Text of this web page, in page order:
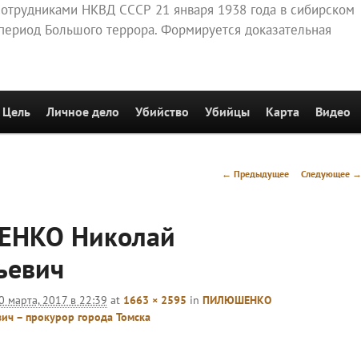
НКВД СССР 21 января 1938 года в сибирском
Большого террора. Формируется доказательная
содержимому
Цель Личное дело Убийство Убийцы Карта Видео
Навигация
← Предыдущее Следующее →
Николай
марта, 2017 в 22:39 at 1663 × 2595 in ПИЛЮШЕНКО
– прокурор города Томска